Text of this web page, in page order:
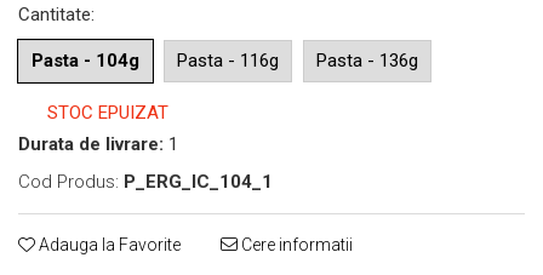
Cantitate:
Pasta - 104g Pasta - 116g Pasta - 136g
STOC EPUIZAT
Durata de livrare: 1
Cod Produs: P_ERG_IC_104_1
Adauga la Favorite Cere informatii